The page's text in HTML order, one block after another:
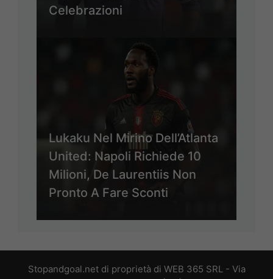
Celebrazioni
Lukaku Nel Mirino Dell’Atlanta
United: Napoli Richiede 10
Milioni, De Laurentiis Non
Pronto A Fare Sconti
Stopandgoal.net di proprietà di WEB 365 SRL - Via